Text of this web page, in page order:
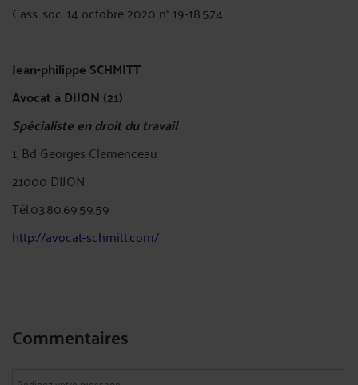
Cass. soc. 14 octobre 2020 n° 19-18.574
Jean-philippe SCHMITT
Avocat à DIJON (21)
Spécialiste en droit du travail
1, Bd Georges Clemenceau
21000 DIJON
Tèl.03.80.69.59.59
http://avocat-schmitt.com/
Commentaires